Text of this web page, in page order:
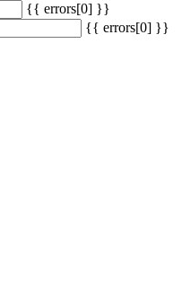
{{ errors[0] }}
{{ errors[0] }}